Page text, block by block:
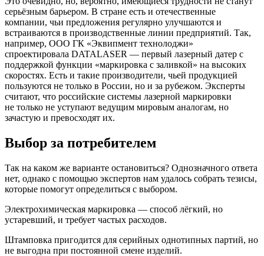
серьёзным барьером. В стране есть и отечественные
компании, чьи предложения регулярно улучшаются и
встраиваются в производственные линии предприятий. Так,
например, ООО ГК «Эквипмент технолоджи»
спроектировала DATALASER — первый лазерный датер с
поддержкой функции «маркировка с заливкой» на высоких
скоростях. Есть и такие производители, чьей продукцией
пользуются не только в России, но и за рубежом. Эксперты
считают, что российские системы лазерной маркировки
не только не уступают ведущим мировым аналогам, но
зачастую и превосходят их.
Выбор за потребителем
Так на каком же варианте остановиться? Однозначного ответа
нет, однако с помощью экспертов нам удалось собрать тезисы,
которые помогут определиться с выбором.
Электрохимическая маркировка — способ лёгкий, но
устаревший, и требует частых расходов.
Штамповка пригодится для серийных однотипных партий, но
не выгодна при постоянной смене изделий.